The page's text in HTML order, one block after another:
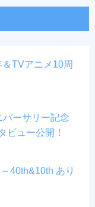
TVアニメ10周
バーサリー記念
ビュー公開！
40th&10th あり